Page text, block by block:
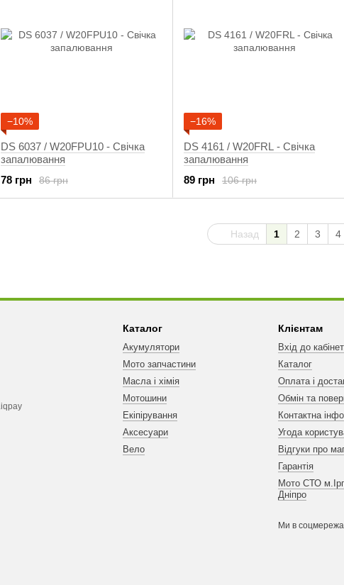
−10%
DS 6037 / W20FPU10 - Свічка
запалювання
86 грн
78 грн
−16%
DS 4161 / W20FRL - Свічка
запалювання
106 грн
89 грн
Назад 1 2 3 4
Каталог
Акумулятори
Мото запчастини
Масла і хімія
Мотошини
Екіпірування
Аксесуари
Вело
Клієнтам
Вхід до
Каталог
Оплата і
Обмін та
Контактна
Угода
Відгуки про
Гарантія
Мото СТО
Дніпро
Ми в